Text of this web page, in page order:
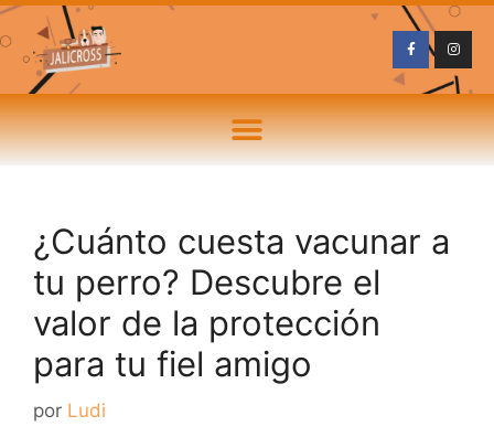
¿Cuánto cuesta vacunar a
tu perro? Descubre el
valor de la protección
para tu fiel amigo
por Ludi